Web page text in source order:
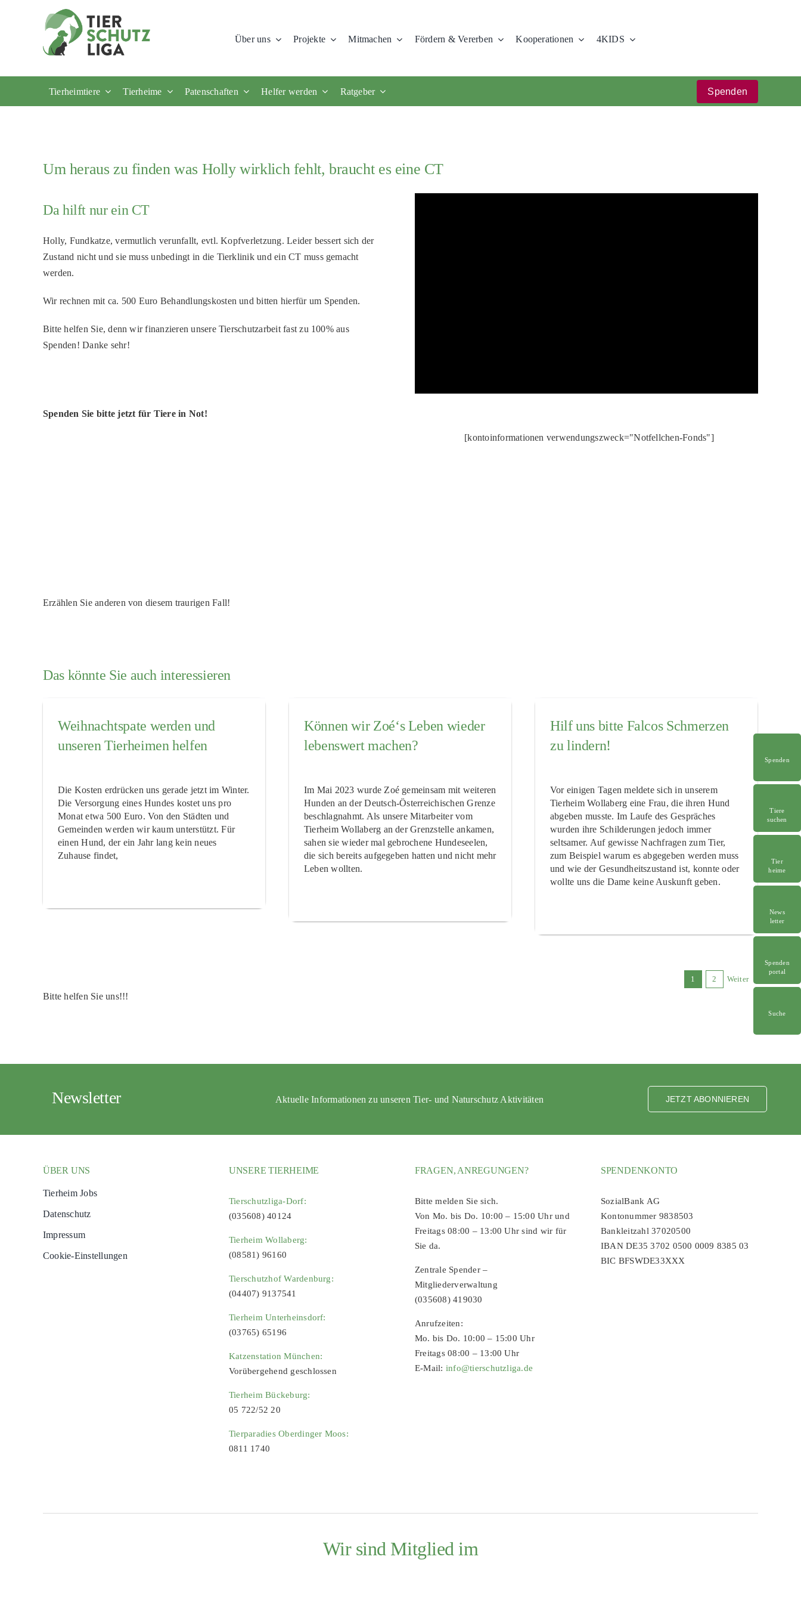
Über uns Projekte Mitmachen Fördern & Vererben Kooperationen 4KIDS
Tierheimtiere Tierheime Patenschaften Helfer werden Ratgeber Spenden
Spenden
Tiere
suchen
Tier
heime
News
letter
Spenden
portal
Suche
Um heraus zu finden was Holly wirklich fehlt, braucht es eine CT
Da hilft nur ein CT
Holly, Fundkatze, vermutlich verunfallt, evtl. Kopfverletzung. Leider bessert sich der
Zustand nicht und sie muss unbedingt in die Tierklinik und ein CT muss gemacht
werden.
Wir rechnen mit ca. 500 Euro Behandlungskosten und bitten hierfür um Spenden.
Bitte helfen Sie, denn wir finanzieren unsere Tierschutzarbeit fast zu 100% aus
Spenden! Danke sehr!
Spenden Sie bitte jetzt für Tiere in Not!
[kontoinformationen verwendungszweck="Notfellchen-Fonds"]
Erzählen Sie anderen von diesem traurigen Fall!
Das könnte Sie auch interessieren
Weihnachtspate werden und
unseren Tierheimen helfen
Die Kosten erdrücken uns gerade jetzt im Winter.
Die Versorgung eines Hundes kostet uns pro
Monat etwa 500 Euro. Von den Städten und
Gemeinden werden wir kaum unterstützt. Für
einen Hund, der ein Jahr lang kein neues
Zuhause findet,
Können wir Zoé‘s Leben wieder
lebenswert machen?
Im Mai 2023 wurde Zoé gemeinsam mit weiteren
Hunden an der Deutsch-Österreichischen Grenze
beschlagnahmt. Als unsere Mitarbeiter vom
Tierheim Wollaberg an der Grenzstelle ankamen,
sahen sie wieder mal gebrochene Hundeseelen,
die sich bereits aufgegeben hatten und nicht mehr
Leben wollten.
Hilf uns bitte Falcos Schmerzen
zu lindern!
Vor einigen Tagen meldete sich in unserem
Tierheim Wollaberg eine Frau, die ihren Hund
abgeben musste. Im Laufe des Gespräches
wurden ihre Schilderungen jedoch immer
seltsamer. Auf gewisse Nachfragen zum Tier,
zum Beispiel warum es abgegeben werden muss
und wie der Gesundheitszustand ist, konnte oder
wollte uns die Dame keine Auskunft geben.
1 2 Weiter
Bitte helfen Sie uns!!!
Newsletter Aktuelle Informationen zu unseren Tier- und Naturschutz Aktivitäten JETZT ABONNIEREN
ÜBER UNS
Tierheim Jobs
Datenschutz
Impressum
Cookie-Einstellungen
UNSERE TIERHEIME
Tierschutzliga-Dorf:
(035608) 40124
Tierheim Wollaberg:
(08581) 96160
Tierschutzhof Wardenburg:
(04407) 9137541
Tierheim Unterheinsdorf:
(03765) 65196
Katzenstation München:
Vorübergehend geschlossen
Tierheim Bückeburg:
05 722/52 20
Tierparadies Oberdinger Moos:
0811 1740
FRAGEN, ANREGUNGEN?
Bitte melden Sie sich.
Von Mo. bis Do. 10:00 – 15:00 Uhr und
Freitags 08:00 – 13:00 Uhr sind wir für
Sie da.
Zentrale Spender –
Mitgliederverwaltung
(035608) 419030
Anrufzeiten:
Mo. bis Do. 10:00 – 15:00 Uhr
Freitags 08:00 – 13:00 Uhr
E-Mail: info@tierschutzliga.de
SPENDENKONTO
SozialBank AG
Kontonummer 9838503
Bankleitzahl 37020500
IBAN DE35 3702 0500 0009 8385 03
BIC BFSWDE33XXX
Wir sind Mitglied im